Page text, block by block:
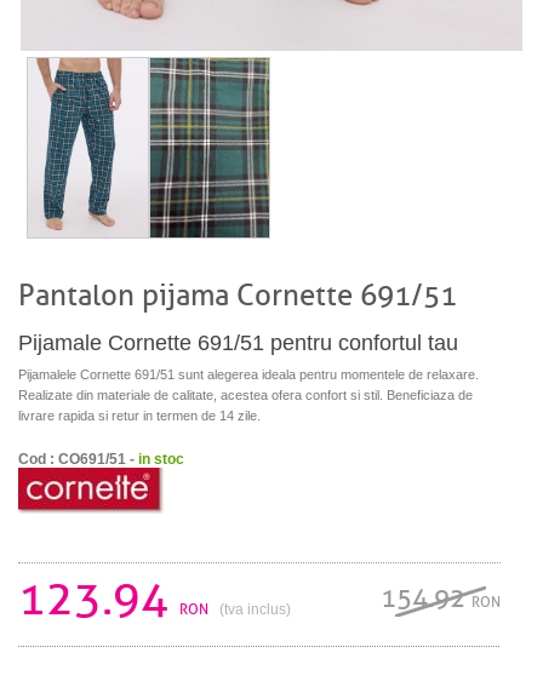
Pantalon pijama Cornette 691/51
Pijamale Cornette 691/51 pentru confortul tau
Pijamalele Cornette 691/51 sunt alegerea ideala pentru momentele de relaxare.
Realizate din materiale de calitate, acestea ofera confort si stil. Beneficiaza de
livrare rapida si retur in termen de 14 zile.
Cod : CO691/51 - in stoc
123.94 RON (tva inclus) 154.92RON